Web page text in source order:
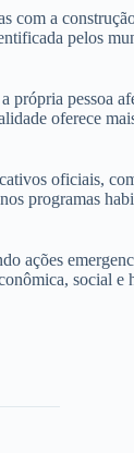
a
pelos
pessoa
oferece
oficiais,
programas
social